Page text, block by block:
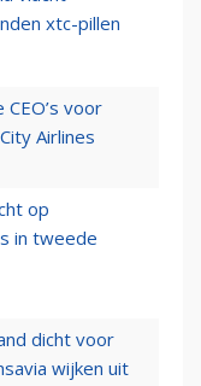
xtc-pillen
voor
Airlines
op
in tweede
dicht voor
wijken uit